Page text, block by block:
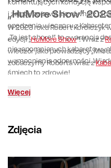
komentujących kondycję
i zalety, pojawią się również
spędzenia wieczoru z
„To jest chore!” to gwarancja
niezapomnianych
wzmocnienia odporności.
śmiech to zdrowie!
„HuMore Show”
W 2023 roku Robert Korólczyk
edycji „HuMore Show”! Wraz z
wieczór jako prowadzący
zobaczymy Roberta wraz z
Więcej
Zdjęcia